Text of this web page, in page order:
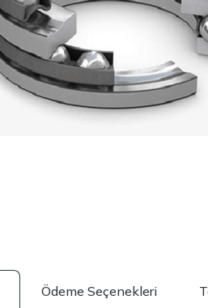
Ödeme Seçenekleri